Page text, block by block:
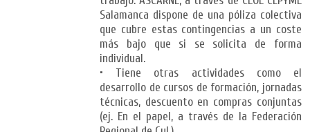
Salamanca dispone de una póliza colectiva
que cubre estas contingencias a un coste
más bajo que si se solicita de forma
individual.
• Tiene otras actividades como el
desarrollo de cursos de formación, jornadas
técnicas, descuento en compras conjuntas
(ej. En el papel, a través de la Federación